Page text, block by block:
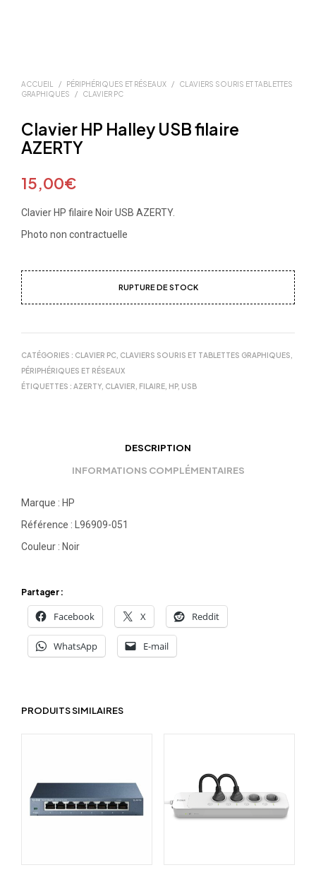
ACCUEIL / PÉRIPHÉRIQUES ET RÉSEAUX /
CLAVIERS SOURIS ET TABLETTES
GRAPHIQUES
/ CLAVIER PC
Clavier HP Halley USB filaire
AZERTY
15,00€
Clavier HP filaire Noir USB AZERTY.
Photo non contractuelle
RUPTURE DE STOCK
CATÉGORIES : CLAVIER PC CLAVIERS SOURIS ET TABLETTES GRAPHIQUES
PÉRIPHÉRIQUES ET RÉSEAUX
ÉTIQUETTES : AZERTY, CLAVIER FILAIRE HP, USB
DESCRIPTION
INFORMATIONS COMPLÉMENTAIRES
Marque : HP
Référence : L96909-051
Couleur : Noir
Partager :
Facebook X Reddit
WhatsApp E-mail
PRODUITS SIMILAIRES